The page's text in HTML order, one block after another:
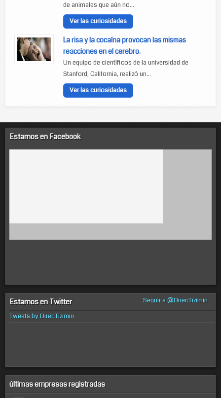
de animales que aún no...
Ver las curiosidades
La risa y la cocaína provocan las mismas
reacciones en el cerebro.
Un equipo de científicos de la universidad de
Stanford, California, realizó un...
Ver las curiosidades
Estamos en Facebook
Estamos en Twitter
Seguir a @DirecTizimin
Tweets by DirecTizimin
últimas empresas registradas